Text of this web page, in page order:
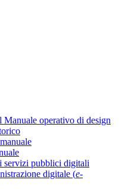
Manuale operativo di design
servizi pubblici digitali
digitale (e-